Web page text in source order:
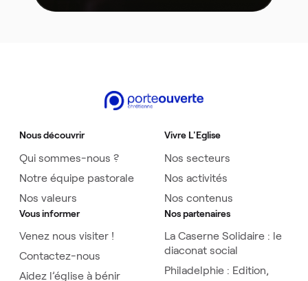
Nous découvrir
Qui sommes-nous ?
Notre équipe pastorale
Nos valeurs
Vivre L'Eglise
Nos secteurs
Nos activités
Nos contenus
Vous informer
Venez nous visiter !
Contactez-nous
Aidez l’église à bénir
Nos partenaires
La Caserne Solidaire : le
diaconat social
Philadelphie : Edition,